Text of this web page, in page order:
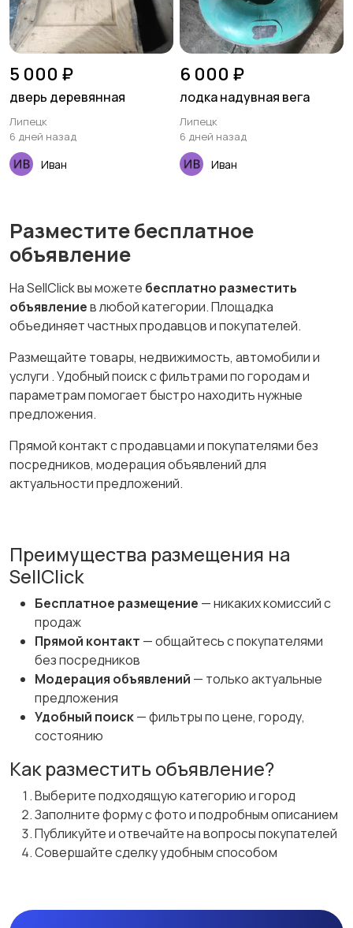
5 000 ₽
дверь деревянная
Липецк
6 дней назад
Иван
6 000 ₽
лодка надувная вега
Липецк
6 дней назад
Иван
Разместите бесплатное
объявление
На SellClick вы можете бесплатно разместить
объявлениев любой категории. Площадка
объединяет частных продавцов и покупателей.
Размещайте товары, недвижимость, автомобили и
услуги . Удобный поиск с фильтрами по городам и
параметрам помогает быстро находить нужные
предложения.
Прямой контакт с продавцами и покупателями без
посредников, модерация объявлений для
актуальности предложений.
Преимущества размещения на
SellClick
Бесплатное размещение — никаких комиссий с
продаж
Прямой контакт — общайтесь с покупателями
без посредников
Модерация объявлений — только актуальные
предложения
Удобный поиск— фильтры по цене, городу,
состоянию
Как разместить объявление?
Выберите подходящую категорию и город
Заполните форму с фото и подробным описанием
Публикуйте и отвечайте на вопросы покупателей
Совершайте сделку удобным способом